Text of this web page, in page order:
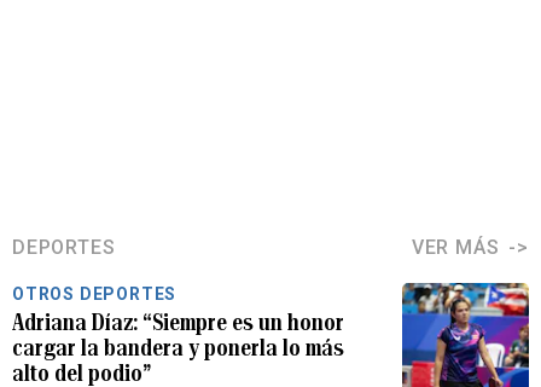
DEPORTES VER MÁS
OTROS DEPORTES
Adriana Díaz: “Siempre es un honor
cargar la bandera y ponerla lo más
alto del podio”